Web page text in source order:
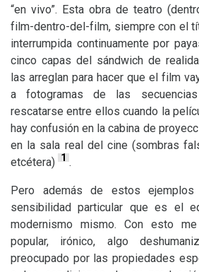
“en vivo”. Esta obra de teatro
film-dentro-del-film, siempre con el
interrumpida continuamente por
cinco capas del sándwich de
las arreglan para hacer que el film
a fotogramas de las
rescatarse entre ellos cuando la
hay confusión en la cabina de
en la sala real del cine (sombras
etcétera) 1 .
Pero además de estos
sensibilidad particular que es el
modernismo mismo. Con esto
popular, irónico, algo
preocupado por las propiedades